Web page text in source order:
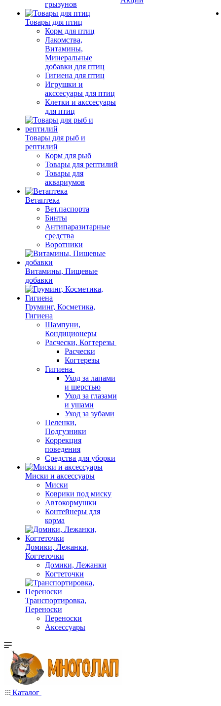
грызунов
Товары для птиц
Корм для птиц
Лакомства,
Витамины,
Минеральные
добавки для птиц
Гигиена для птиц
Игрушки и
акссесуары для птиц
Клетки и акссесуары
для птиц
Товары для рыб и
рептилий
Корм для рыб
Товары для рептилий
Товары для
аквариумов
Ветаптека
Вет.паспорта
Бинты
Антипаразитарные
средства
Воротники
Витамины, Пищевые
добавки
Груминг, Косметика,
Гигиена
Шампуни,
Кондиционеры
Расчески, Когтерезы
Расчески
Когтерезы
Гигиена
Уход за лапами
и шерстью
Уход за глазами
и ушами
Уход за зубами
Пеленки,
Подгузники
Коррекция
поведения
Средства для уборки
Миски и аксессуары
Миски
Коврики под миску
Автокормушки
Контейнеры для
корма
Домики, Лежанки,
Когтеточки
Домики, Лежанки
Когтеточки
Транспортировка,
Переноски
Переноски
Аксессуары
Каталог